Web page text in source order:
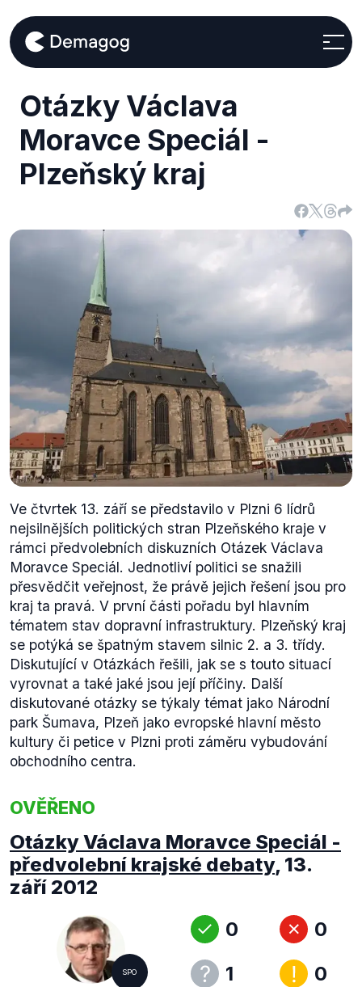
Otázky Václava
Moravce Speciál -
Plzeňský kraj
Ve čtvrtek 13. září se představilo v Plzni 6 lídrů
nejsilnějších politických stran Plzeňského kraje v
rámci předvolebních diskuzních Otázek Václava
Moravce Speciál. Jednotliví politici se snažili
přesvědčit veřejnost, že právě jejich řešení jsou pro
kraj ta pravá. V první části pořadu byl hlavním
tématem stav dopravní infrastruktury. Plzeňský kraj
se potýká se špatným stavem silnic 2. a 3. třídy.
Diskutující v Otázkách řešili, jak se s touto situací
vyrovnat a také jaké jsou její příčiny. Další
diskutované otázky se týkaly témat jako Národní
park Šumava, Plzeň jako evropské hlavní město
kultury či petice v Plzni proti záměru vybudování
obchodního centra.
OVĚŘENO
Otázky Václava Moravce Speciál -
předvolební krajské debaty, 13.
září 2012
SPO
0
1
0
0